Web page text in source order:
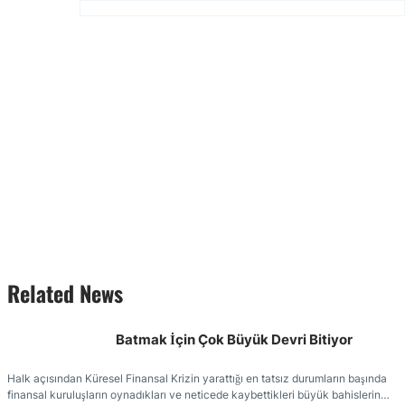
Related News
Batmak İçin Çok Büyük Devri Bitiyor
Halk açısından Küresel Finansal Krizin yarattığı en tatsız durumların başında
finansal kuruluşların oynadıkları ve neticede kaybettikleri büyük bahislerin